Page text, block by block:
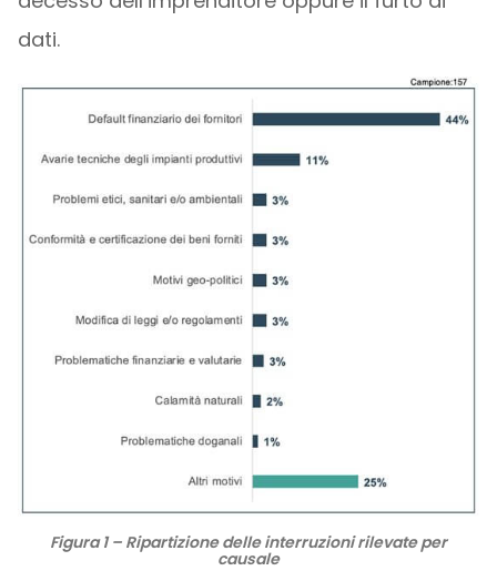
dati.
Figura 1 – Ripartizione delle interruzioni rilevate per
causale